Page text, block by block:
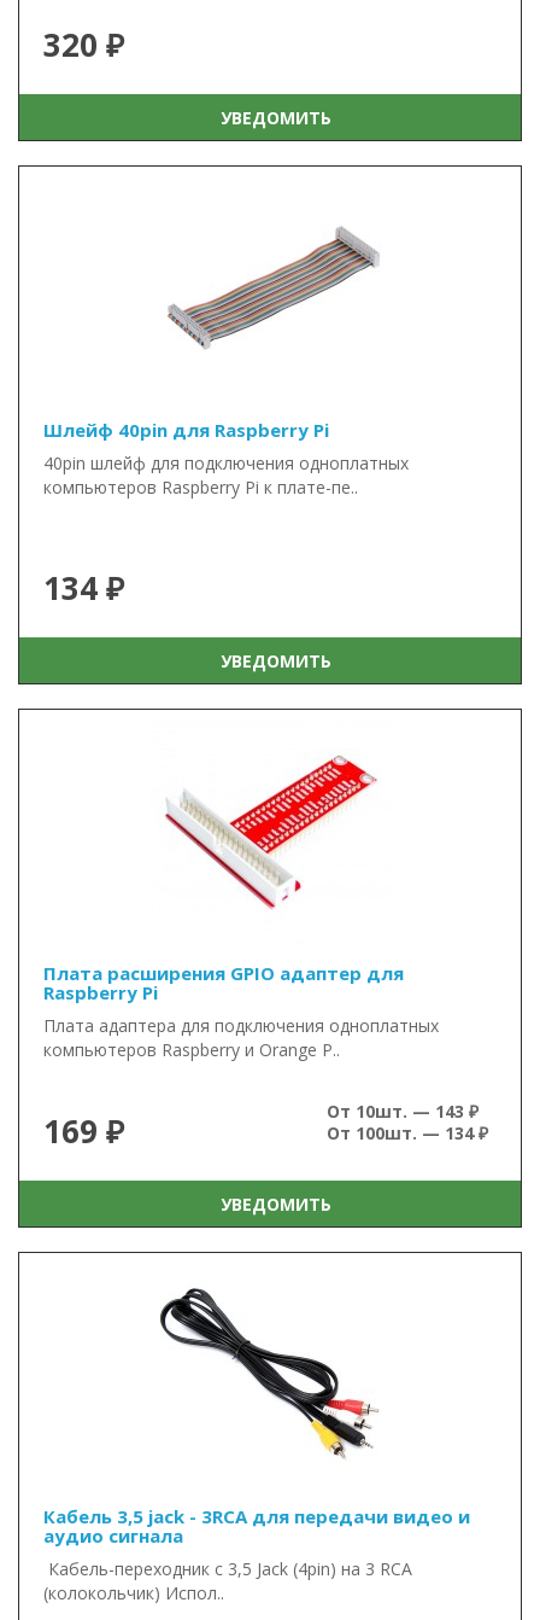
320 ₽
УВЕДОМИТЬ
Шлейф 40pin для Raspberry Pi
40pin шлейф для подключения одноплатных
компьютеров Raspberry Pi к плате-пе..
134 ₽
УВЕДОМИТЬ
Плата расширения GPIO адаптер для
Raspberry Pi
Плата адаптера для подключения одноплатных
компьютеров Raspberry и Orange P..
169 ₽
От 10шт. — 143 ₽
От 100шт. — 134 ₽
УВЕДОМИТЬ
Кабель 3,5 jack - 3RCA для передачи видео и
аудио сигнала
Кабель-переходник с 3,5 Jack (4pin) на 3 RCA
(колокольчик) Испол..